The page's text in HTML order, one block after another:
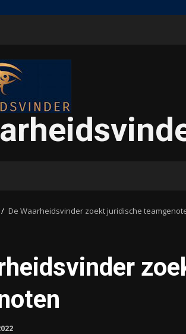
De Waarheidsvinder zoekt juridische